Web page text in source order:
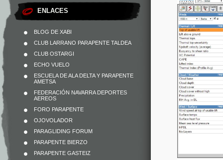
ENLACES
BLOG DE XABI
CLUB LARRANO PARAPENTE TALDEA
CLUB OSTARGI
ECHO VUELO
ESCUELA DE ALA DELTA Y PARAPENTE
AMETSA
FEDERACIÓN NAVARRA DEPORTES
AEREOS
FORO PARAPENTE
OJOVOLADOR
PARAGLIDING FORUM
PARAPENTE BIERZO
PARAPENTE GASTEIZ